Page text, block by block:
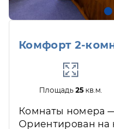
Комфорт 2-
Площадь 25кв.м.
Комнаты номера
Ориентирован на